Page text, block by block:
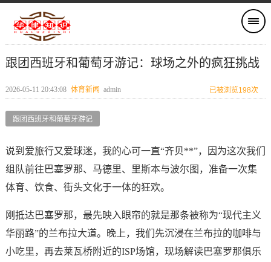
跟团西班牙和葡萄牙游记：球场之外的疯狂挑战
2026-05-11 20:43:08 体育新闻 admin 已被浏览198次
跟团西班牙和葡萄牙游记
说到爱旅行又爱球迷，我的心可一直“齐贝**”，因为这次我们
组队前往巴塞罗那、马德里、里斯本与波尔图，准备一次集
体育、饮食、街头文化于一体的狂欢。
刚抵达巴塞罗那，最先映入眼帘的就是那条被称为“现代主义
华丽路”的兰布拉大道。晚上，我们先沉浸在兰布拉的咖啡与
小吃里，再去莱瓦桥附近的ISP场馆，现场解读巴塞罗那俱乐